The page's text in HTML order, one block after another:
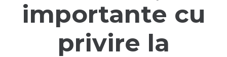
importante cu
privire la